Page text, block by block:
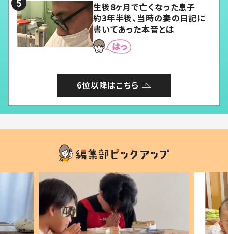
生後8ヶ月で亡くなった息子
約3年半後、当時の妻の日記に
書いてあった本音とは
6位以降はこちら